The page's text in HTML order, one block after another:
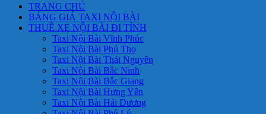
TRANG CHỦ
BẢNG GIÁ TAXI NỘI BÀI
THUÊ XE NỘI BÀI ĐI TỈNH
Taxi Nội Bài Vĩnh Phúc
Taxi Nội Bài Phú Thọ
Taxi Nội Bài Thái Nguyên
Taxi Nội Bài Bắc Ninh
Taxi Nội Bài Bắc Giang
Taxi Nội Bài Hưng Yên
Taxi Nội Bài Hải Dương